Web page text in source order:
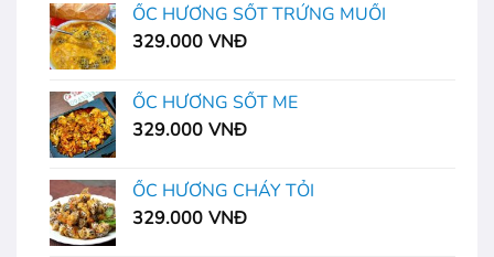
ỐC HƯƠNG SỐT TRỨNG MUỐI
329.000 VNĐ
ỐC HƯƠNG SỐT ME
329.000 VNĐ
ỐC HƯƠNG CHÁY TỎI
329.000 VNĐ